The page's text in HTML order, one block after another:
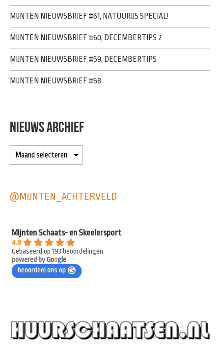
MIJNTEN NIEUWSBRIEF #61, NATUURIJS SPECIAL!
MIJNTEN NIEUWSBRIEF #60, DECEMBERTIPS 2
MIJNTEN NIEUWSBRIEF #59, DECEMBERTIPS
MIJNTEN NIEUWSBRIEF #58
NIEUWS ARCHIEF
@MIJNTEN_ACHTERVELD
Mijnten Schaats- en Skeelersport
4.8
Gebaseerd op 193 beoordelingen
powered byGooge
beoordeel ons op